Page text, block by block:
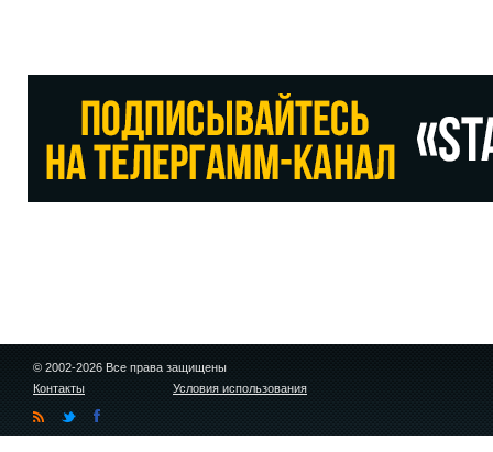
© 2002-2026 Все права защищены
Контакты
Условия использования